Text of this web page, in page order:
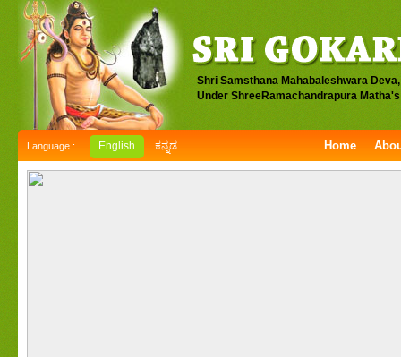
Shri Samsthana Mahabaleshwara
Under ShreeRamachandrapura
Language : English ಕನ್ನಡ Home